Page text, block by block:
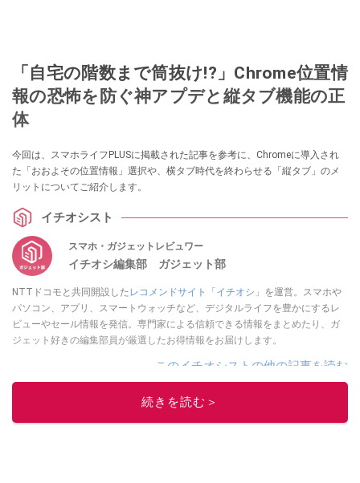
「自宅の階数まで筒抜け!?」Chrome位置情
報の恐怖を防ぐ神アプデと縦タブ機能の正
体
今回は、スマホライフPLUSに掲載された記事を参考に、Chromeに導入され
た「おおよその位置情報」選択や、横タブ時代を終わらせる「縦タブ」のメ
リットについてご紹介します。
イチオシスト
スマホ・ガジェットレビュワー
イチオシ編集部 ガジェット部
NTTドコモと共同開設した レコメンドサイト「イチオシ」 を運営。スマホや
パソコン、アプリ、スマートウォッチなど、デジタルライフを豊かにするレ
ビューやセール情報を発信。専門家による信頼できる情報をまとめたり、ガ
ジェット好きの編集部員が厳選したお得情報をお届けします。
このイチオシストの他の記事を読む
続きを読む＞